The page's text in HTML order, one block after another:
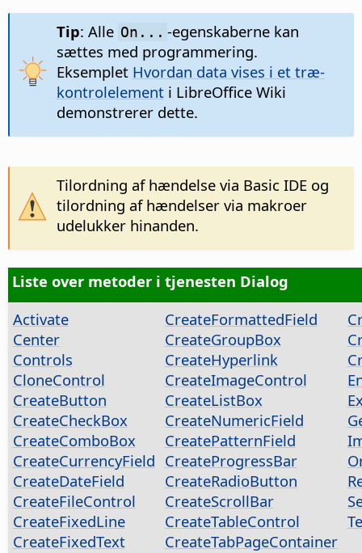
Tip: Alle On... -egenskaberne kan
sættes med programmering.
Eksemplet Hvordan data vises i et træ-
kontrolelementi LibreOffice Wiki
demonstrerer dette.
Tilordning af hændelse via Basic IDE og
tilordning af hændelser via makroer
udelukker hinanden.
Liste over metoder i tjenesten Dialog
Activate
Center
Controls
CloneControl
CreateButton
CreateCheckBox
CreateComboBox
CreateCurrencyField
CreateDateField
CreateFileControl
CreateFixedLine
CreateFixedText
CreateFormattedField
CreateGroupBox
CreateHyperlink
CreateImageControl
CreateListBox
CreateNumericField
CreatePatternField
CreateProgressBar
CreateRadioButton
CreateScrollBar
CreateTableControl
CreateTabPageContainer